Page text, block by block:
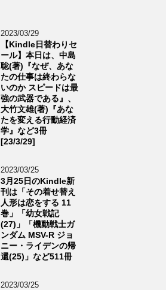
2023/03/29
【Kindle日替わりセ
ール】本日は、中島
聡(著)『なぜ、あな
たの仕事は終わらな
いのか スピードは最
強の武器である』、
大竹文雄(著)『あな
たを変える行動経済
学』など3冊
[23/3/29]
2023/03/25
3月25日のKindle新
刊は「その着せ替え
人形は恋をする 11
巻」「幼女戦記
(27)」「機動戦士ガ
ンダム MSV-R ジョ
ニー・ライデンの帰
還(25)」など511冊
2023/03/25